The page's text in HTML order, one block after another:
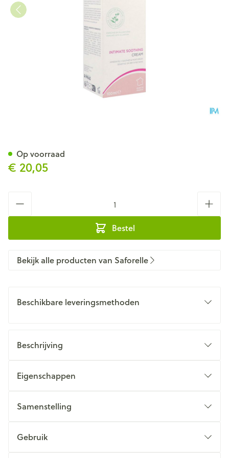
€ 20,05
Bestel
Op voorraad
Bekijk alle producten van Saforelle
Beschikbare leveringsmethoden
Beschrijving
Eigenschappen
Samenstelling
Gebruik